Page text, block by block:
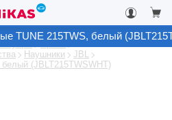
Наушники
JBL
(JBLT215TWSWHT)
TUNE 215TWS, белый